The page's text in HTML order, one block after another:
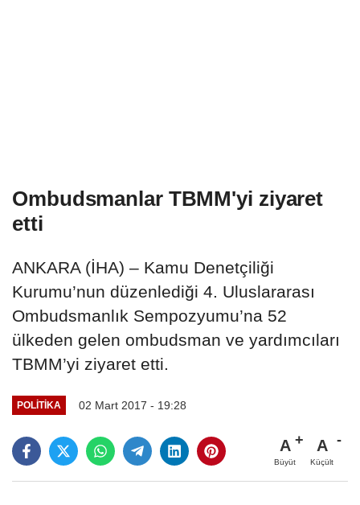
Ombudsmanlar TBMM'yi ziyaret
etti
ANKARA (İHA) – Kamu Denetçiliği
Kurumu’nun düzenlediği 4. Uluslararası
Ombudsmanlık Sempozyumu’na 52
ülkeden gelen ombudsman ve yardımcıları
TBMM’yi ziyaret etti.
POLITIKA 02 Mart 2017 - 19:28
A
Büyüt
A
Küçült